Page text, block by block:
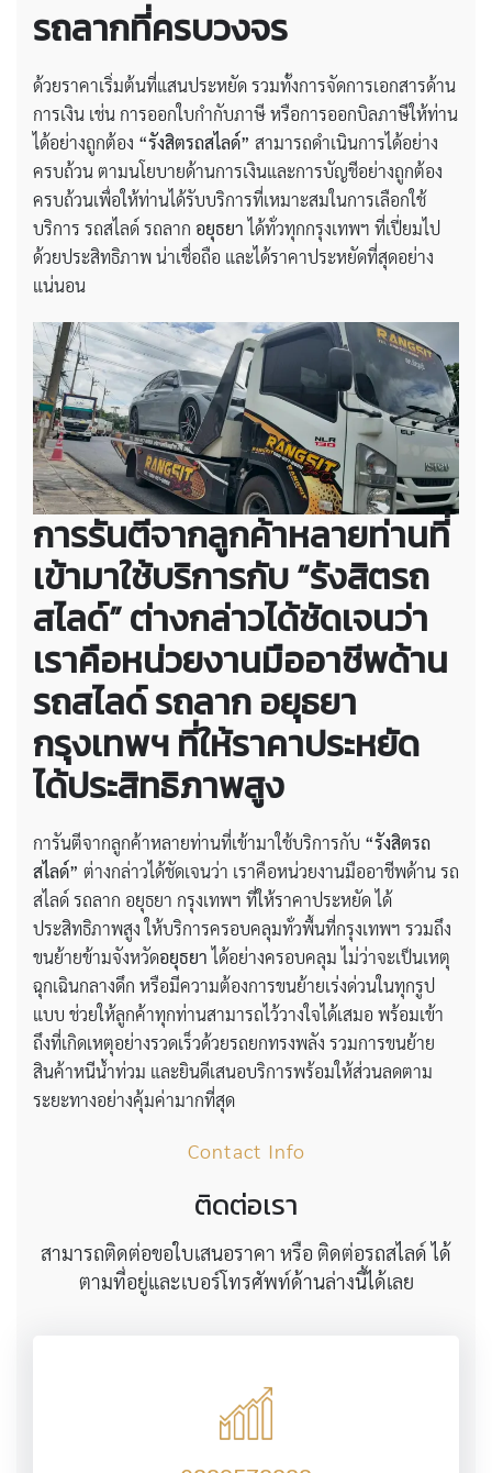
รถลากที่ครบวงจร
ด้วยราคาเริ่มต้นที่แสนประหยัด รวมทั้งการจัดการเอกสารด้าน
การเงิน เช่น การออกใบกำกับภาษี หรือการออกบิลภาษีให้ท่าน
ได้อย่างถูกต้อง “รังสิตรถสไลด์” สามารถดำเนินการได้อย่าง
ครบถ้วน ตามนโยบายด้านการเงินและการบัญชีอย่างถูกต้อง
ครบถ้วนเพื่อให้ท่านได้รับบริการที่เหมาะสมในการเลือกใช้
บริการ รถสไลด์ รถลาก อยุธยาได้ทั่วทุกกรุงเทพฯ ที่เปี่ยมไป
ด้วยประสิทธิภาพ น่าเชื่อถือ และได้ราคาประหยัดที่สุดอย่าง
แน่นอน
การรันตีจากลูกค้าหลายท่านที่
เข้ามาใช้บริการกับ “รังสิตรถ
สไลด์” ต่างกล่าวได้ชัดเจนว่า
เราคือหน่วยงานมืออาชีพด้าน
รถสไลด์ รถลาก อยุธยา
กรุงเทพฯ ที่ให้ราคาประหยัด
ได้ประสิทธิภาพสูง
การันตีจากลูกค้าหลายท่านที่เข้ามาใช้บริการกับ “รังสิตรถ
สไลด์” ต่างกล่าวได้ชัดเจนว่า เราคือหน่วยงานมืออาชีพด้าน รถ
สไลด์ รถลาก อยุธยา กรุงเทพฯ ที่ให้ราคาประหยัด ได้
ประสิทธิภาพสูง ให้บริการครอบคลุมทั่วพื้นที่กรุงเทพฯ รวมถึง
ขนย้ายข้ามจังหวัดอยุธยาได้อย่างครอบคลุม ไม่ว่าจะเป็นเหตุ
ฉุกเฉินกลางดึก หรือมีความต้องการขนย้ายเร่งด่วนในทุกรูป
แบบ ช่วยให้ลูกค้าทุกท่านสามารถไว้วางใจได้เสมอ พร้อมเข้า
ถึงที่เกิดเหตุอย่างรวดเร็วด้วยรถยกทรงพลัง รวมการขนย้าย
สินค้าหนีน้ำท่วม และยินดีเสนอบริการพร้อมให้ส่วนลดตาม
ระยะทางอย่างคุ้มค่ามากที่สุด
Contact Info
ติดต่อเรา
สามารถติดต่อขอใบเสนอราคา หรือ ติดต่อรถสไลด์ ได้
ตามที่อยู่และเบอร์โทรศัพท์ด้านล่างนี้ได้เลย